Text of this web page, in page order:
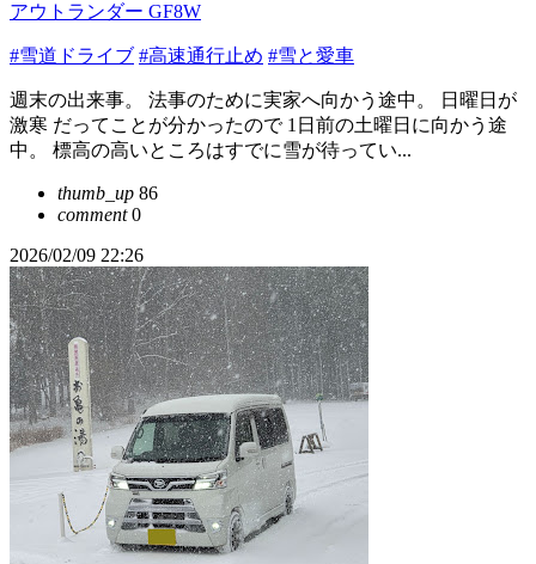
アウトランダー GF8W
#雪道ドライブ #高速通行止め #雪と愛車
週末の出来事。 法事のために実家へ向かう途中。 日曜日が
激寒 だってことが分かったので 1日前の土曜日に向かう途
中。 標高の高いところはすでに雪が待ってい...
thumb_up 86
comment0
2026/02/09 22:26